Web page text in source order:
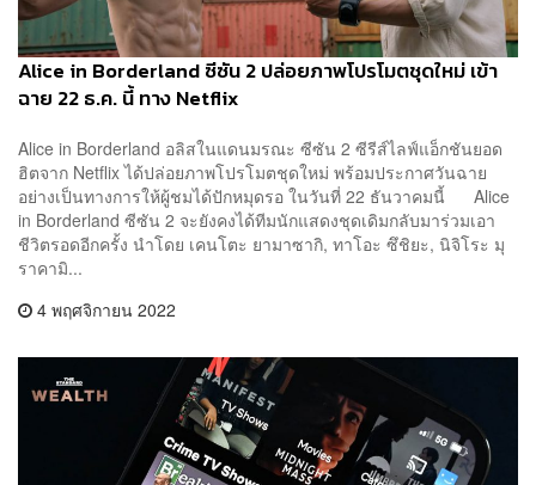
Alice in Borderland ซีซัน 2 ปล่อยภาพโปรโมตชุดใหม่ เข้า
ฉาย 22 ธ.ค. นี้ ทาง Netflix
Alice in Borderland อลิสในแดนมรณะ ซีซัน 2 ซีรีส์ไลฟ์แอ็กชันยอด
ฮิตจาก Netflix ได้ปล่อยภาพโปรโมตชุดใหม่ พร้อมประกาศวันฉาย
อย่างเป็นทางการให้ผู้ชมได้ปักหมุดรอ ในวันที่ 22 ธันวาคมนี้ Alice
in Borderland ซีซัน 2 จะยังคงได้ทีมนักแสดงชุดเดิมกลับมาร่วมเอา
ชีวิตรอดอีกครั้ง นำโดย เคนโตะ ยามาซากิ, ทาโอะ ซึชิยะ, นิจิโระ มุ
ราคามิ...
4 พฤศจิกายน 2022